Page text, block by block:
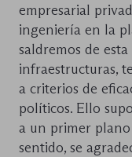
empresarial
ingeniería en la
saldremos de
infraestructuras,
a criterios de
políticos. Ello
a un primer
sentido, se